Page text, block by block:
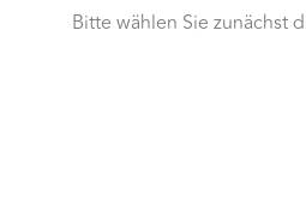
Bitte wählen Sie zunächst